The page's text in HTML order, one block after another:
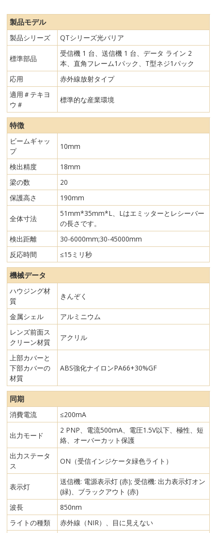
製品モデル
製品シリーズ QTシリーズ光バリア
標準部品
受信機 1 台、送信機 1 台、データ ライン 2
本、直角フレーム1パック、T型ネジ1パック
応用
赤外線放射タイプ
適用＃テキヨ
ウ＃
標準的な産業環境
特徴
ビームギャッ
プ
10mm
検出精度
18mm
梁の数
20
保護高さ
190mm
全体寸法
51mm*35mm*L、Lはエミッターとレシーバー
の長さです。
検出距離
30-6000mm;30-45000mm
反応時間
≤15ミリ秒
機械データ
ハウジング材
質
きんぞく
金属シェル
アルミニウム
レンズ前面ス
クリーン材質
アクリル
上部カバーと
下部カバーの
材質
ABS強化ナイロンPA66+30%GF
同期
消費電流 ≤200mA
出力モード
2 PNP、電流500mA、電圧1.5V以下、極性、短
絡、オーバーカット保護
出力ステータ
ス
ON（受信インジケータ緑色ライト）
表示灯
送信機: 電源表示灯 (赤); 受信機: 出力表示灯オン
(緑)、ブラックアウト (赤)
波長
850nm
ライトの種類
赤外線（NIR）、目に見えない